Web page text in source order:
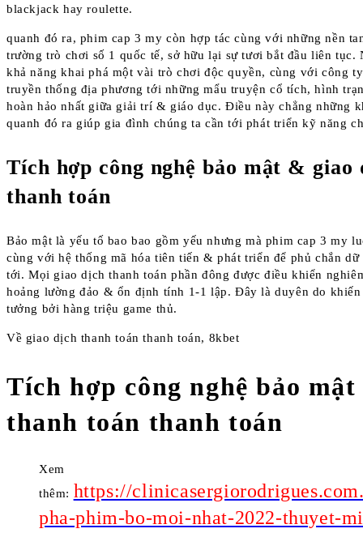
blackjack hay roulette.
quanh đó ra, phim cap 3 my còn hợp tác cùng với những nền
trường trò chơi số 1 quốc tế, sở hữu lại sự tươi bắt đầu liên tục.
khả năng khai phá một vài trò chơi độc quyền, cùng với công
truyền thống địa phương tới những mẩu truyện cổ tích, hình
hoàn hảo nhất giữa giải trí & giáo dục. Điều này chẳng những
quanh đó ra giúp gia đình chúng ta cần tới phát triển kỹ năng
Tích hợp công nghệ bảo mật & giao
thanh toán
Bảo mật là yếu tố bao bao gồm yếu nhưng mà phim cap 3 my
cùng với hệ thống mã hóa tiên tiến & phát triển để phủ chắn
tới. Mọi giao dịch thanh toán phần đông được điều khiển
hoảng lường đảo & ổn định tính 1-1 lập. Đây là duyên do
tưởng bởi hàng triệu game thủ.
Về giao dịch thanh toán thanh toán, 8kbet
Tích hợp công nghệ bảo
thanh toán thanh toán
Xem
thêm: https://
pha-phim-bo-moi-nhat-2022-thuyet-